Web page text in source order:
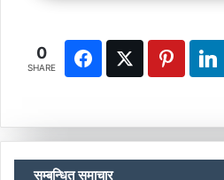
0
SHARE
सम्बन्धित समाचार